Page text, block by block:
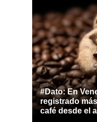
#Dato: En
registrado
café desde el